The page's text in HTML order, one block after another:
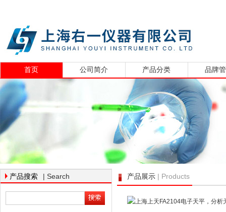
首页 公司简介 产品分类 品牌
产品搜索 | Search 产品展示 | Products